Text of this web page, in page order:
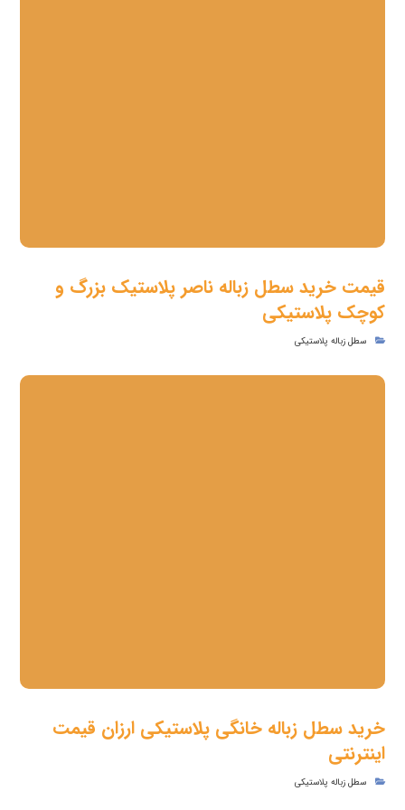
قیمت خرید سطل زباله ناصر پلاستیک بزرگ و
کوچک پلاستیکی
سطل زباله پلاستیکی
خرید سطل زباله خانگی پلاستیکی ارزان قیمت
اینترنتی
سطل زباله پلاستیکی